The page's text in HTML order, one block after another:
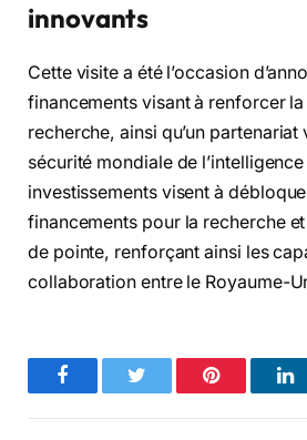
innovants
Cette visite a été l’occasion
financements visant à renforcer
recherche, ainsi qu’un partenariat
sécurité mondiale de
investissements visent à
financements pour la recherche
de pointe, renforçant ainsi les
collaboration entre le Royaume-
FacebookTwitter Pinterest